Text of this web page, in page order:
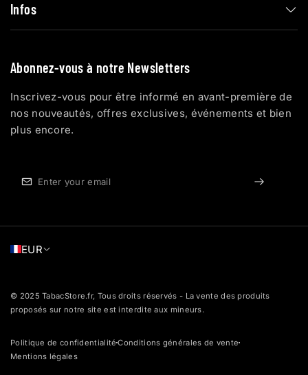
Infos
Abonnez-vous à notre Newsletters
Inscrivez-vous pour être informé en avant-première de
nos nouveautés, offres exclusives, événements et bien
plus encore.
EUR
© 2025 TabacStore.fr, Tous droits réservés - La vente des produits
proposés sur notre site est interdite aux mineurs.
Politique de confidentialité
dot
Conditions générales de vente
Mentions légales